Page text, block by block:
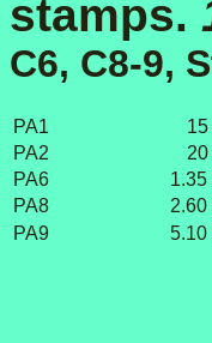
stamps.
C6, C8-9,
PA1 15
PA2
20
PA6
1.35
PA8
2.60
PA9
5.10